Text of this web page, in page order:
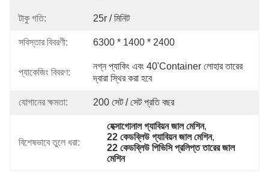
টাকু গতি: 25r / মিনিট
সবিস্তার বিবরণী: 6300 * 1400 * 2400
প্যাকেজিং বিবরণ:
নগ্ন প্যাকিং এবং 40'container লোহার তারের
দ্বারা স্থির করা হবে
যোগানের ক্ষমতা: 200 সেট / সেট প্রতি বছর
বিশেষভাবে তুলে ধরা:
হেক্সাগোনাল গ্যাবিয়ন জাল মেশিন,
22 কেডব্লিউ গ্যাবিয়ন জাল মেশিন,
22 কেডব্লিউ পিভিসি প্রলিপ্ত তারের জাল
মেশিন